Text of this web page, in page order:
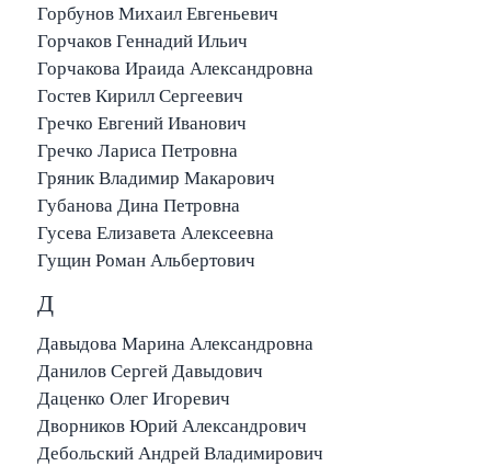
Горбунов Михаил Евгеньевич
Горчаков Геннадий Ильич
Горчакова Ираида Александровна
Гостев Кирилл Сергеевич
Гречко Евгений Иванович
Гречко Лариса Петровна
Гряник Владимир Макарович
Губанова Дина Петровна
Гусева Елизавета Алексеевна
Гущин Роман Альбертович
Д
Давыдова Марина Александровна
Данилов Сергей Давыдович
Даценко Олег Игоревич
Дворников Юрий Александрович
Дебольский Андрей Владимирович